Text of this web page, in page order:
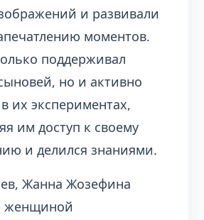
и развивали
моментов.
поддерживал
но и активно
их экспериментах,
им доступ к своему
и делился знаниями.
Жанна Жозефина
женщиной